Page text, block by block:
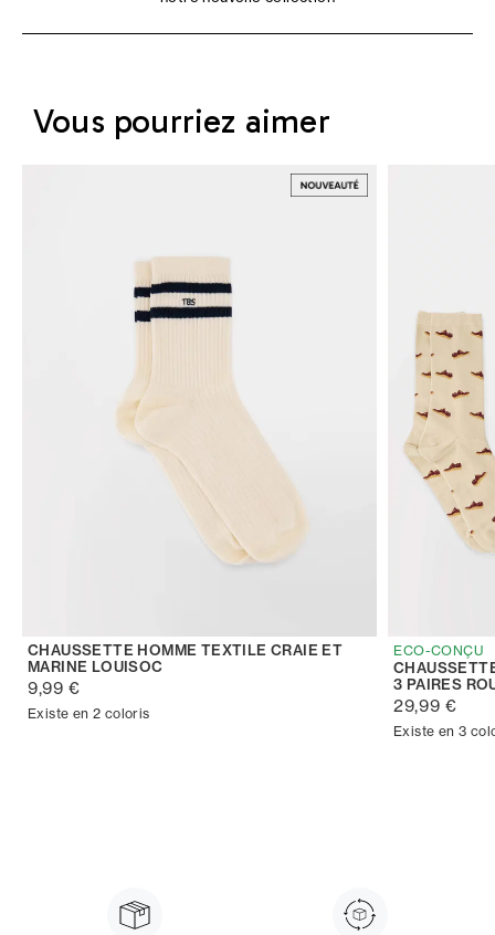
Vous pourriez aimer
CHAUSSETTE HOMME TEXTILE CRAIE ET
MARINE LOUISOC
9,99 €
Existe en 2 coloris
ECO-CONÇU
3 PAIRES
29,99 €
Existe en 3